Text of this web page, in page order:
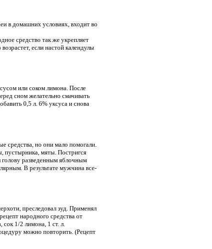
в домашних условиях, входит во
средство так же укрепляет
если настой календулы
или соком лимона. После
сном желательно смачивать
0,5 л. 6% уксуса и снова
средства, но они мало помогали.
пустырника, мяты. Постригся
голову разведенным яблочным
В результате мужчина все-
преследовал зуд. Применял
народного средства от
сок 1/2 лимона, 1 ст. л.
можно повторить. (Рецепт